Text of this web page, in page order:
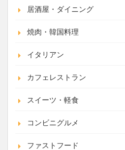
居酒屋・ダイニング
焼肉・韓国料理
イタリアン
カフェレストラン
スイーツ・軽食
コンビニグルメ
ファストフード